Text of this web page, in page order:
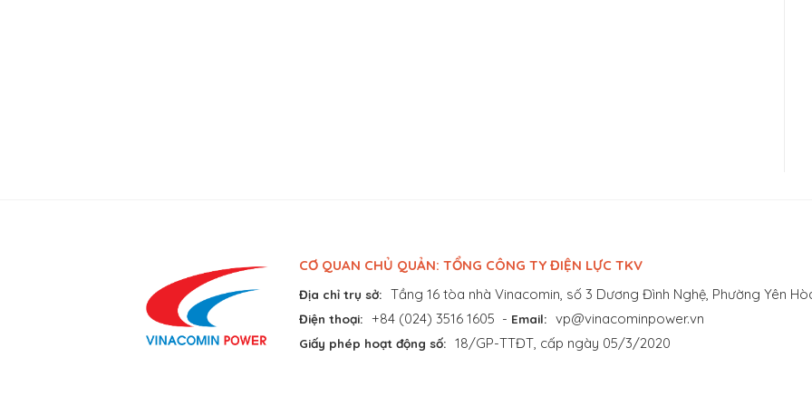
CƠ QUAN CHỦ QUẢN: TỔNG CÔNG TY ĐIỆN LỰC TKV
Địa chỉ trụ sở: Tầng 16 tòa nhà Vinacomin, số 3 Dương Đình Nghệ, Phường Yên
Điện thoại: +84 (024) 3516 1605 - Email: vp@vinacominpower.vn
Giấy phép hoạt động số: 18/GP-TTĐT, cấp ngày 05/3/2020